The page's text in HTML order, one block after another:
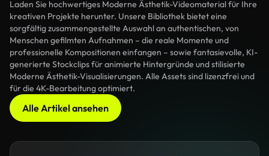
Laden Sie hochwertiges Moderne Ästhetik-Videomaterial für Ihre
kreativen Projekte herunter. Unsere Bibliothek bietet eine
sorgfältig zusammengestellte Auswahl an authentischen, von
Menschen gefilmten Aufnahmen – die reale Momente und
professionelle Kompositionen einfangen – sowie fantasievolle, KI-
generierte Stockclips für animierte Hintergründe und stilisierte
Moderne Ästhetik-Visualisierungen. Alle Assets sind lizenzfrei und
für die 4K-Bearbeitung optimiert.
Alle Artikel ansehen